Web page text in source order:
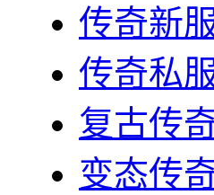
传奇新
传奇私
复古传
变态传